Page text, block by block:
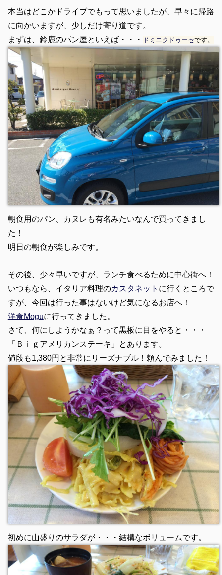
本当はどこかドライブでもって思いましたが、早々に帰路
に向かいますが、少しだけ寄り道です。
まずは、鈴鹿のパン屋といえば・・・
ドミニクドゥーセです。
朝食用のパン、カヌレも有名みたいなんで買ってきまし
た！
明日の朝食が楽しみです。
その後、少々早いですが、ランチ食べるために中心街へ！
いつもなら、イタリア料理のカスタネット に行くところで
すが、今回は行った事はないけど気になるお店へ！
洋食Moguに行ってきました。
さて、何にしようかなぁ？って黒板に目をやると・・・
「Ｂｉｇアメリカンステーキ」とあります。
値段も1,380円と非常にリーズナブル！頼んでみました！
初めに山盛りのサラダが・・・結構なボリュームです。